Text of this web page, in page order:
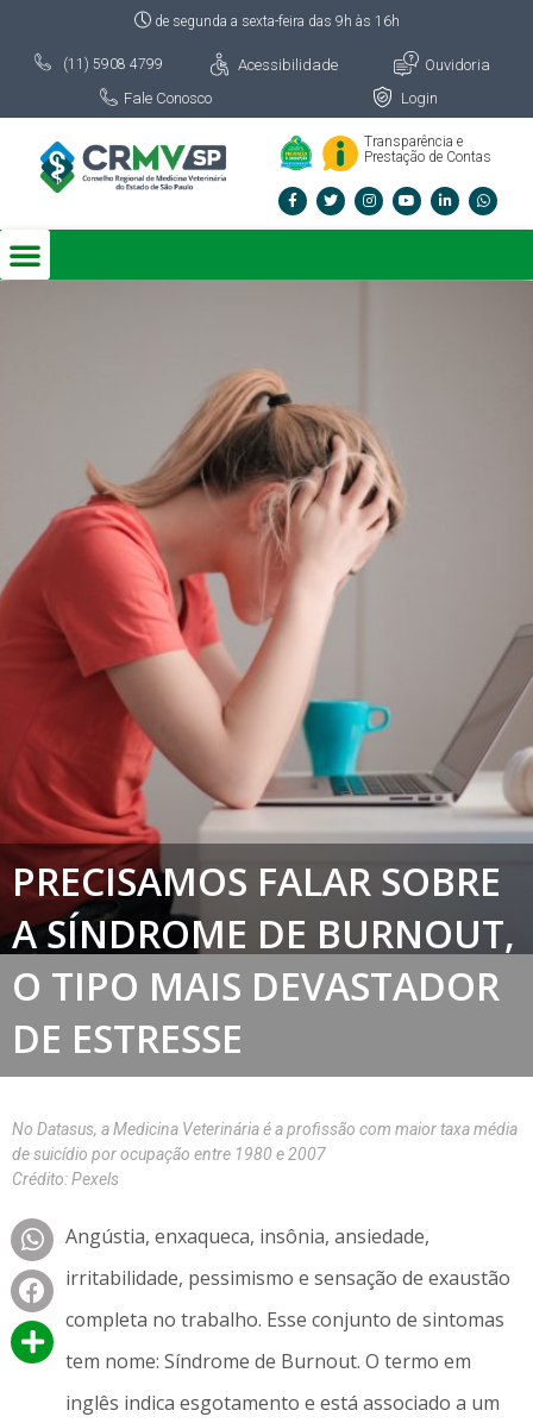
de segunda a sexta-feira das 9h às 16h
(11) 5908 4799 Acessibilidade
Ouvidoria
Fale Conosco
Login
Transparência e
Prestação de Contas
PRECISAMOS FALAR SOBRE
A SÍNDROME DE BURNOUT,
O TIPO MAIS DEVASTADOR
DE ESTRESSE
No Datasus, a Medicina Veterinária é a profissão com maior taxa média
de suicídio por ocupação entre 1980 e 2007
Crédito: Pexels
Angústia, enxaqueca, insônia, ansiedade,
irritabilidade, pessimismo e sensação de exaustão
completa no trabalho. Esse conjunto de sintomas
tem nome: Síndrome de Burnout. O termo em
inglês indica esgotamento e está associado a um